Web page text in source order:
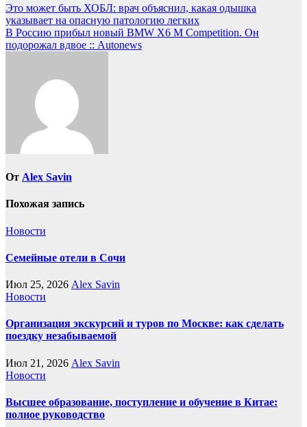
Навигация
по
записям
Это может быть ХОБЛ: врач объяснил, какая одышка
указывает на опасную патологию легких
В Россию прибыл новый BMW X6 M Competition. Он
подорожал вдвое :: Autonews
От Alex Savin
Похожая запись
Новости
Семейные отели в Сочи
Июл 25, 2026 Alex Savin
Новости
Организация экскурсий и туров по Москве: как сделать
поездку незабываемой
Июл 21, 2026 Alex Savin
Новости
Высшее образование, поступление и обучение в Китае:
полное руководство